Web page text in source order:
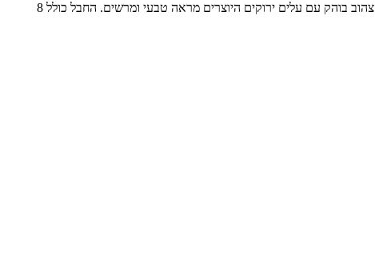
חבל אתרוג בעיצוב דקורטיבי ייחודי המתאים במיוחד לקישוטי סוכה, מסיבות ואירועים חגיגיים. האתרוגים עשויים מחומרים איכותיים ומגיעים בצבע צהוב בוהק עם עלים ירוקים היוצרים מראה טבעי ומרשים. החבל כולל 8